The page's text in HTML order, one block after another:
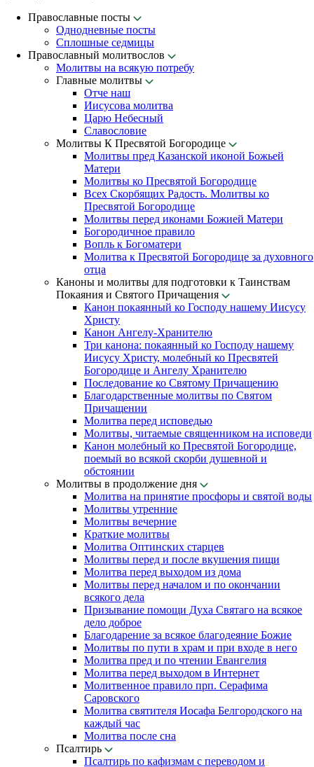
Православные посты
Однодневные посты
Сплошные седмицы
Православный молитвослов
Молитвы на всякую потребу
Главные молитвы
Отче наш
Иисусова молитва
Царю Небесный
Славословие
Молитвы К Пресвятой Богородице
Молитвы пред Казанской иконой Божьей
Матери
Молитвы ко Пресвятой Богородице
Всех Скорбящих Радость. Молитвы ко
Пресвятой Богородице
Молитвы перед иконами Божией Матери
Богородичное правило
Вопль к Богоматери
Молитва к Пресвятой Богородице за духовного
отца
Каноны и молитвы для подготовки к Таинствам
Покаяния и Святого Причащения
Канон покаянный ко Господу нашему Иисусу
Христу
Канон Ангелу-Хранителю
Три канона: покаянный ко Господу нашему
Иисусу Христу, молебный ко Пресвятей
Богородице и Ангелу Хранителю
Последование ко Святому Причащению
Благодарственные молитвы по Святом
Причащении
Молитва перед исповедью
Молитвы, читаемые священником на исповеди
Канон молебный ко Пресвятой Богородице,
поемый во всякой скорби душевной и
обстоянии
Молитвы в продолжение дня
Молитва на принятие просфоры и святой воды
Молитвы утренние
Молитвы вечерние
Краткие молитвы
Молитва Оптинских старцев
Молитвы перед и после вкушения пищи
Молитва перед выходом из дома
Молитвы перед началом и по окончании
всякого дела
Призывание помощи Духа Святаго на всякое
дело доброе
Благодарение за всякое благодеяние Божие
Молитвы по пути в храм и при входе в него
Молитва пред и по чтении Евангелия
Молитва перед выходом в Интернет
Молитвенное правило прп. Серафима
Саровского
Молитва святителя Иосафа Белгородского на
каждый час
Молитва после сна
Псалтирь
Псалтирь по кафизмам с переводом и